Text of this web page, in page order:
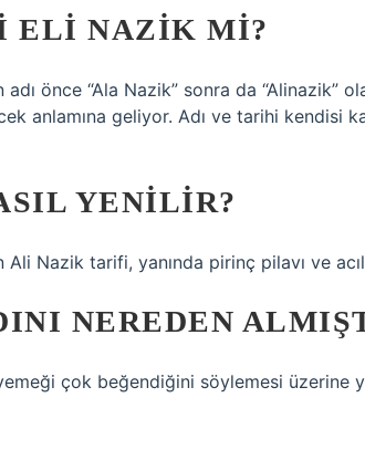
ELI NAZIK MI?
önce “Ala Nazik” sonra da “Alinazik”
anlamına geliyor. Adı ve tarihi kendisi
YENILIR?
Nazik tarifi, yanında pirinç pilavı ve
NEREDEN
çok beğendiğini söylemesi üzerine